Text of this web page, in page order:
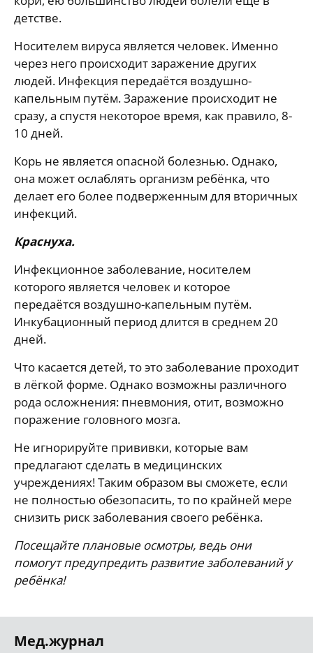
детстве.
Носителем вируса является человек. Именно
через него происходит заражение других
людей. Инфекция передаётся воздушно-
капельным путём. Заражение происходит не
сразу, а спустя некоторое время, как правило, 8-
10 дней.
Корь не является опасной болезнью. Однако,
она может ослаблять организм ребёнка, что
делает его более подверженным для вторичных
инфекций.
Краснуха.
Инфекционное заболевание, носителем
которого является человек и которое
передаётся воздушно-капельным путём.
Инкубационный период длится в среднем 20
дней.
Что касается детей, то это заболевание проходит
в лёгкой форме. Однако возможны различного
рода осложнения: пневмония, отит, возможно
поражение головного мозга.
Не игнорируйте прививки, которые вам
предлагают сделать в медицинских
учреждениях! Таким образом вы сможете, если
не полностью обезопасить, то по крайней мере
снизить риск заболевания своего ребёнка.
Посещайте плановые осмотры, ведь они
помогут предупредить развитие заболеваний у
ребёнка!
Мед.журнал